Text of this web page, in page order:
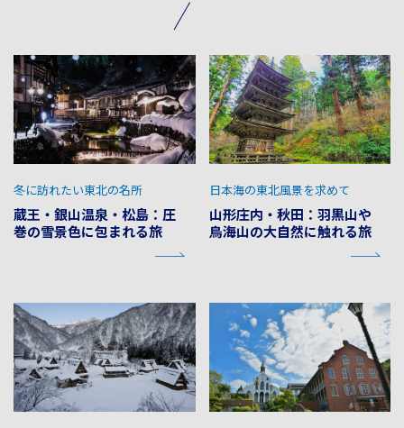
蔵王・銀山温泉・松島：圧
巻の雪景色に包まれる旅
冬に訪れたい東北の名所
山形庄内・秋田：羽黒山や
鳥海山の大自然に触れる旅
日本海の東北風景を求めて